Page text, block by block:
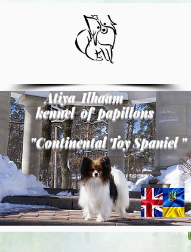
Atiya Ilhaam
kennel of papillons
"Continental Toy Spaniel "